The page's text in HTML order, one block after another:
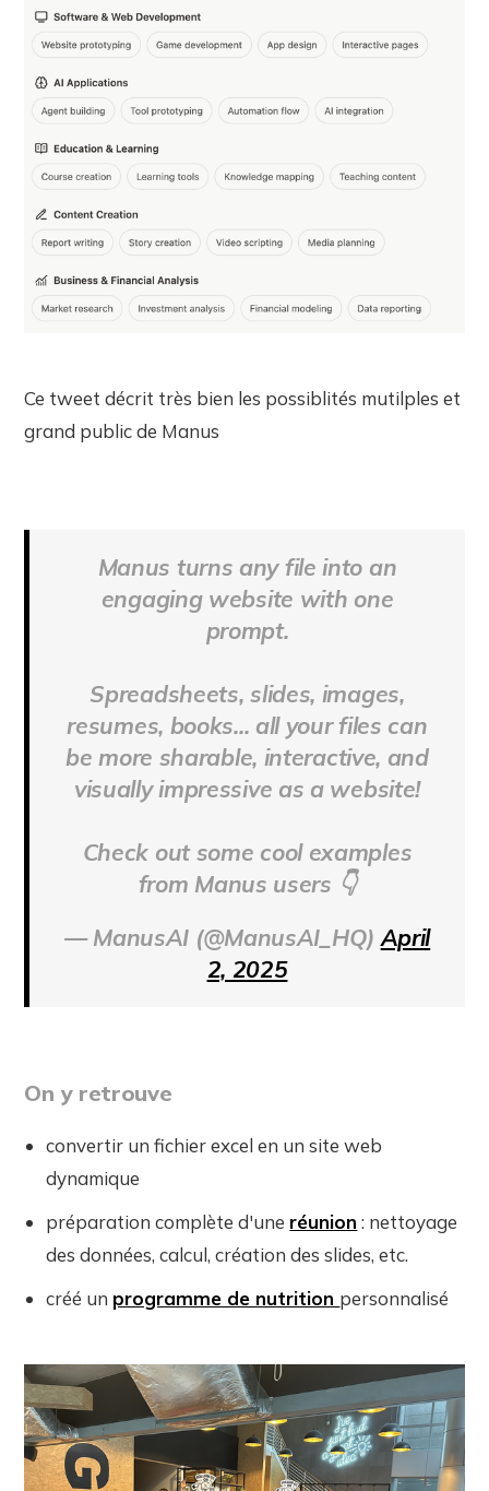
Ce tweet décrit très bien les possiblités mutilples et
grand public de Manus
Manus turns any file into an
engaging website with one
prompt.
Spreadsheets, slides, images,
resumes, books... all your files can
be more sharable, interactive, and
visually impressive as a website!
Check out some cool examples
from Manus users 👇
— ManusAI (@ManusAI_HQ) April
2, 2025
On y retrouve
convertir un fichier excel en un site web
dynamique
préparation complète d'une réunion : nettoyage
des données, calcul, création des slides, etc.
créé un programme de nutrition personnalisé